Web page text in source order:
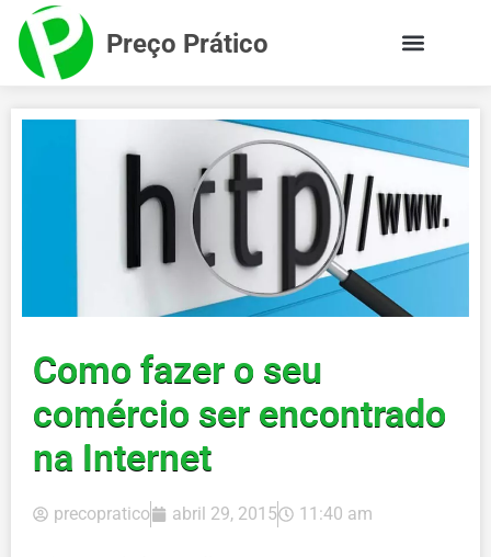
Preço Prático
Como fazer o seu
comércio ser encontrado
na Internet
precopratico abril 29, 2015 11:40 am